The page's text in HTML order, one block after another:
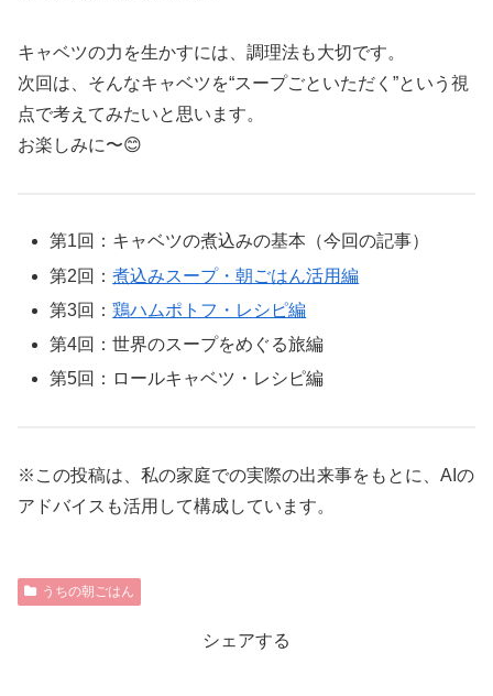
キャベツの力を生かすには、調理法も大切です。
次回は、そんなキャベツを“スープごといただく”という視
点で考えてみたいと思います。
お楽しみに〜😊
第1回：キャベツの煮込みの基本（今回の記事）
第2回：煮込みスープ・朝ごはん活用編
第3回：鶏ハムポトフ・レシピ編
第4回：世界のスープをめぐる旅編
第5回：ロールキャベツ・レシピ編
※この投稿は、私の家庭での実際の出来事をもとに、AIの
アドバイスも活用して構成しています。
うちの朝ごはん
シェアする